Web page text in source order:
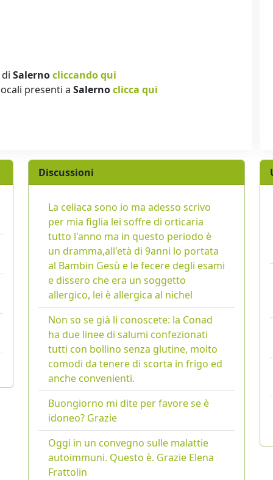
Salernocliccando qui
presenti a Salernoclicca qui
Discussioni
La celiaca sono io ma adesso scrivo
per mia figlia lei soffre di orticaria
tutto l'anno ma in questo periodo è
un dramma,all'età di 9anni lo portata
al Bambin Gesù e le fecere degli esami
e dissero che era un soggetto
allergico, lei è allergica al nichel
Non so se già li conoscete: la Conad
ha due linee di salumi confezionati
tutti con bollino senza glutine, molto
comodi da tenere di scorta in frigo ed
anche convenienti.
Buongiorno mi dite per favore se è
idoneo? Grazie
Oggi in un convegno sulle malattie
autoimmuni. Questo è. Grazie Elena
Frattolin